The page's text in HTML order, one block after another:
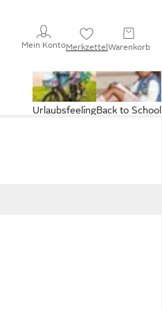
Mein KontoMerkzettelWarenkorb
Back to School
Urlaubsfeeling